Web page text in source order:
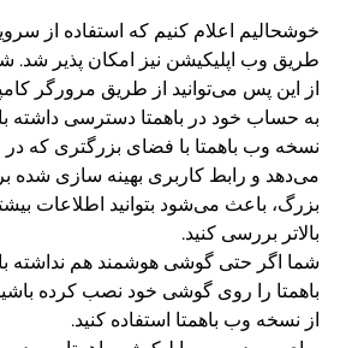
خوشحالیم اعلام کنیم که استفاده از
طریق وب اپلیکیشن نیز امکان پذیر شد.
از این پس می‌توانید از طریق مرورگر
به حساب خود در باهمتا دسترسی داشته
نسخه وب باهمتا با فضای بزرگتری که در
می‌دهد و رابط کاربری بهینه سازی شده
بزرگ، باعث می‌شود بتوانید اطلاعات
بالاتر بررسی کنید.
شما اگر حتی گوشی هوشمند هم نداشته
باهمتا را روی گوشی خود نصب کرده
از نسخه وب باهمتا استفاده کنید.